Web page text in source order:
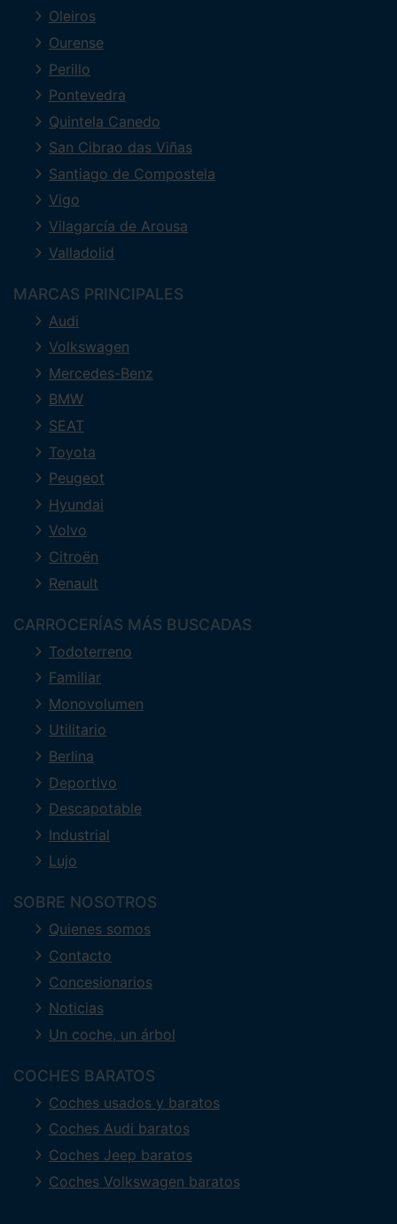
Oleiros
Ourense
Perillo
Pontevedra
Quintela Canedo
San Cibrao das Viñas
Santiago de Compostela
Vigo
Vilagarcía de Arousa
Valladolid
MARCAS PRINCIPALES
Audi
Volkswagen
Mercedes-Benz
BMW
SEAT
Toyota
Peugeot
Hyundai
Volvo
Citroën
Renault
CARROCERÍAS MÁS BUSCADAS
Todoterreno
Familiar
Monovolumen
Utilitario
Berlina
Deportivo
Descapotable
Industrial
Lujo
SOBRE NOSOTROS
Quienes somos
Contacto
Concesionarios
Noticias
Un coche, un árbol
COCHES BARATOS
Coches usados y baratos
Coches Audi baratos
Coches Jeep baratos
Coches Volkswagen baratos